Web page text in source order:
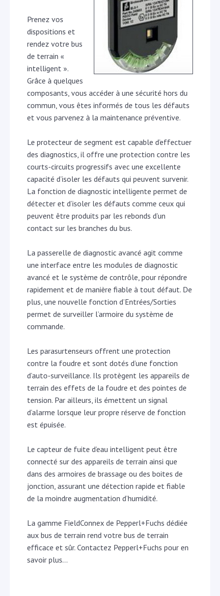
Prenez vos
dispositions et
rendez votre bus
de terrain «
intelligent ».
Grâce à quelques
composants, vous accéder à une sécurité hors du
commun, vous êtes informés de tous les défauts
et vous parvenez à la maintenance préventive.
Le protecteur de segment est capable d’effectuer
des diagnostics, il offre une protection contre les
courts-circuits progressifs avec une excellente
capacité d’isoler les défauts qui peuvent survenir.
La fonction de diagnostic intelligente permet de
détecter et d’isoler les défauts comme ceux qui
peuvent être produits par les rebonds d’un
contact sur les branches du bus.
La passerelle de diagnostic avancé agit comme
une interface entre les modules de diagnostic
avancé et le système de contrôle, pour répondre
rapidement et de manière fiable à tout défaut. De
plus, une nouvelle fonction d’Entrées/Sorties
permet de surveiller l’armoire du système de
commande.
Les parasurtenseurs offrent une protection
contre la foudre et sont dotés d’une fonction
d’auto-surveillance. Ils protègent les appareils de
terrain des effets de la foudre et des pointes de
tension. Par ailleurs, ils émettent un signal
d’alarme lorsque leur propre réserve de fonction
est épuisée.
Le capteur de fuite d’eau intelligent peut être
connecté sur des appareils de terrain ainsi que
dans des armoires de brassage ou des boites de
jonction, assurant une détection rapide et fiable
de la moindre augmentation d’humidité.
La gamme FieldConnex de Pepperl+Fuchs dédiée
aux bus de terrain rend votre bus de terrain
efficace et sûr. Contactez Pepperl+Fuchs pour en
savoir plus…